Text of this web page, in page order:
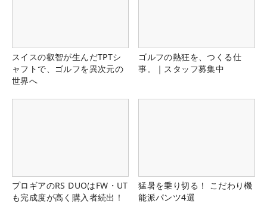
スイスの叡智が生んだTPTシ
ャフトで、ゴルフを異次元の
世界へ
ゴルフの熱狂を、つくる仕
事。｜スタッフ募集中
プロギアのRS DUOはFW・UT
も完成度が高く購入者続出！
猛暑を乗り切る！ こだわり機
能派パンツ4選